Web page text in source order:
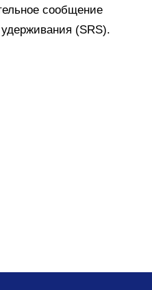
сообщение
(SRS).